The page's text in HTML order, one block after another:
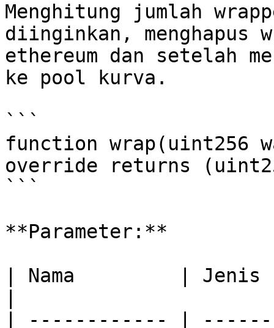
Menghitung jumlah
diinginkan, menghapus
ethereum dan setelah
ke pool kurva.
```
function wrap(uint256
override returns
```
**Parameter:**
| Nama         | Jenis
| ------------ |